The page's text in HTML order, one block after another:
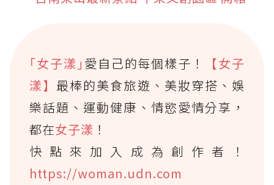
｢女子漾｣ 愛自己的每個樣子！
【女子
漾】 最棒的美食旅遊、美妝穿搭、娛
樂話題、運動健康、情慾愛情分享，
都在女子漾 ！
快點來加入成為創作者！
https://woman.udn.com